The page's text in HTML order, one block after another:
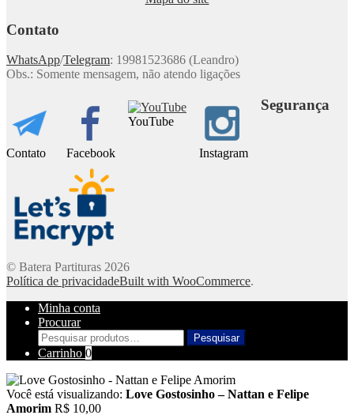
Contato
WhatsApp/Telegram: 19981523686 (Leandro)
Obs.: Somente mensagem, não atendo ligações
Contato Facebook
YouTube
Instagram
Segurança
© Batera Partituras 2026
Política de privacidadeBuilt with WooCommerce.
Minha conta
Procurar
Pesquisar
por:
Pesquisar
Carrinho 0
Você está visualizando: Love Gostosinho – Nattan e Felipe
Amorim R$ 10,00